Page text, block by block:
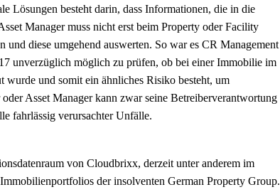
Lösungen besteht darin, dass Informationen, die in die
Manager muss nicht erst beim Property oder Facility
diese umgehend auswerten. So war es CR Management
unverzüglich möglich zu prüfen, ob bei einer Immobilie im
wurde und somit ein ähnliches Risiko besteht, um
Asset Manager kann zwar seine Betreiberverantwortung
fahrlässig verursachter Unfälle.
von Cloudbrixx, derzeit unter anderem im
der insolventen German Property Group.